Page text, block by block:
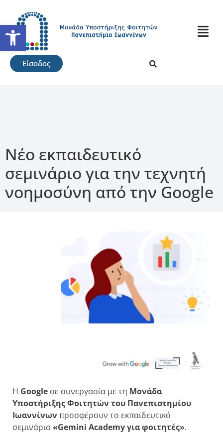
Ανοίξτε τη γραμμή
Είσοδος
Νέο εκπαιδευτικό
σεμινάριο για την τεχνητή
νοημοσύνη από την Google
Η Google σε συνεργασία με τη Μονάδα
Υποστήριξης Φοιτητών του Πανεπιστημίου
Ιωαννίνων προσφέρουν το εκπαιδευτικό
σεμινάριο «Gemini Academy για φοιτητές».